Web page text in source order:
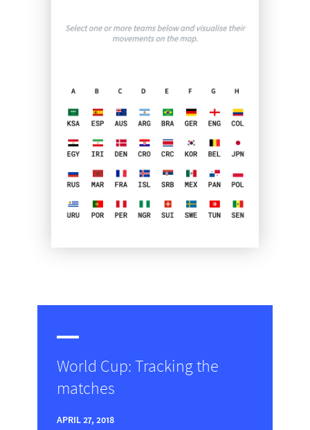
World Cup: Tracking the
matches
APRIL 27, 2018